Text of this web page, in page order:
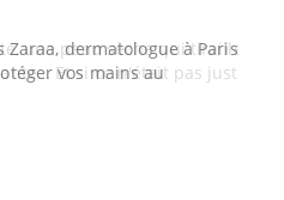
dermatologue à Paris,
vos mains au
une peau sèche qui tiraille,
Et si ce n'était pas juste